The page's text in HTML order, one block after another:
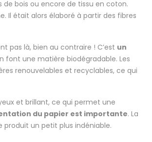
bois ou encore de tissu en coton.
Il était alors élaboré à partir des fibres
pas là, bien au contraire ! C’est un
font une matière biodégradable. Les
renouvelables et recyclables, ce qui
et brillant, ce qui permet une
du papier est importante. La
un petit plus indéniable.